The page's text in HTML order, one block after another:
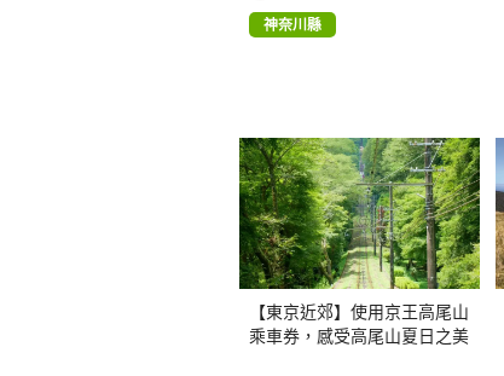
神奈川縣
【東京近郊】使用京王高尾山
乘車券，感受高尾山夏日之美